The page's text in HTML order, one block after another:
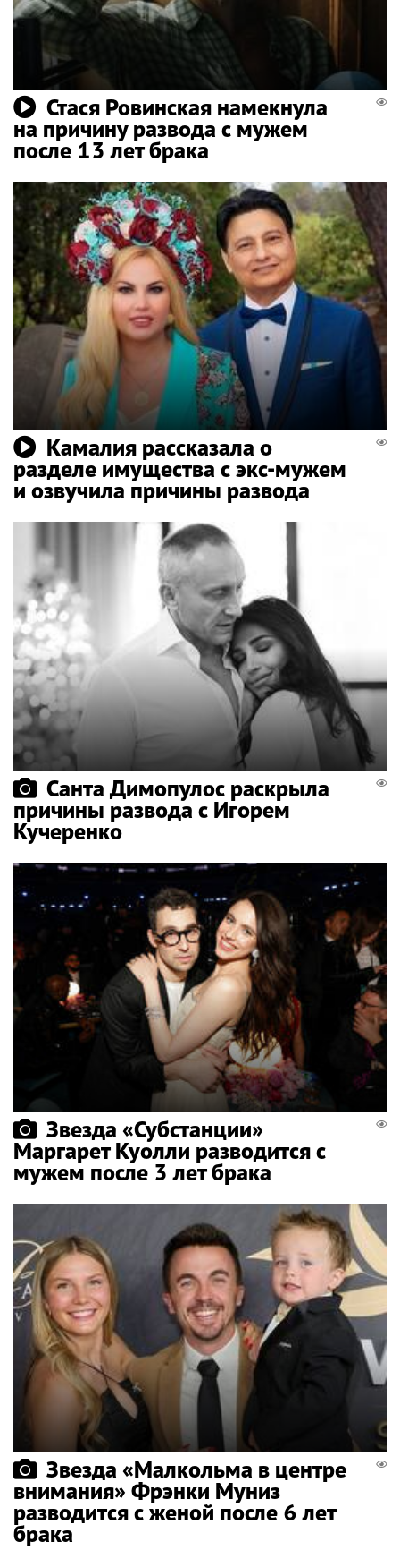
Стася Ровинская намекнула
на причину развода с мужем
после 13 лет брака
Камалия рассказала о
разделе имущества с экс-мужем
и озвучила причины развода
Санта Димопулос раскрыла
причины развода с Игорем
Кучеренко
Звезда «Субстанции»
Маргарет Куолли разводится с
мужем после 3 лет брака
Звезда «Малкольма в центре
внимания» Фрэнки Муниз
разводится с женой после 6 лет
брака